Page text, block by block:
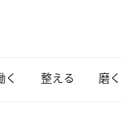
く 整える 磨く